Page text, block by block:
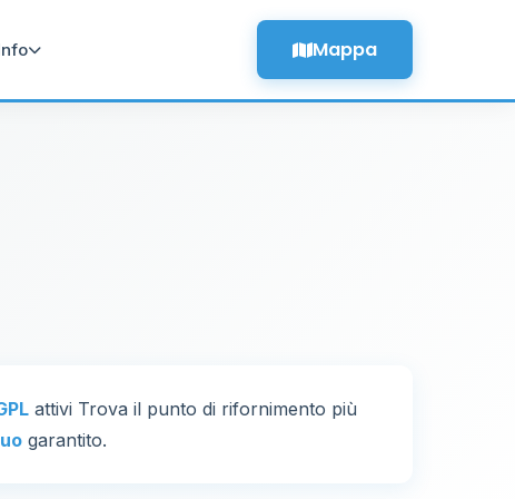
Mappa
attivi Trova il punto di rifornimento più
garantito.